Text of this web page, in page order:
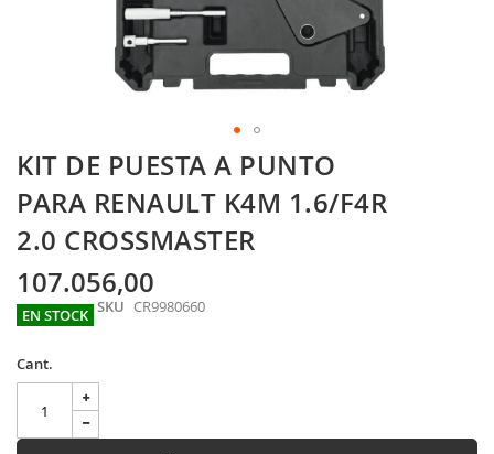
Skip
to
the
beginning
of
the
images
gallery
KIT DE PUESTA A PUNTO
PARA RENAULT K4M 1.6/F4R
2.0 CROSSMASTER
107.056,00
EN STOCK SKU CR9980660
Cant.